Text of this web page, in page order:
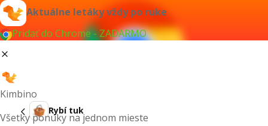
Aktuálne letáky vždy po ruke
Pridať do Chrome - ZADARMO
Kimbino
Všetky ponuky na jednom mieste
Rybí tuk